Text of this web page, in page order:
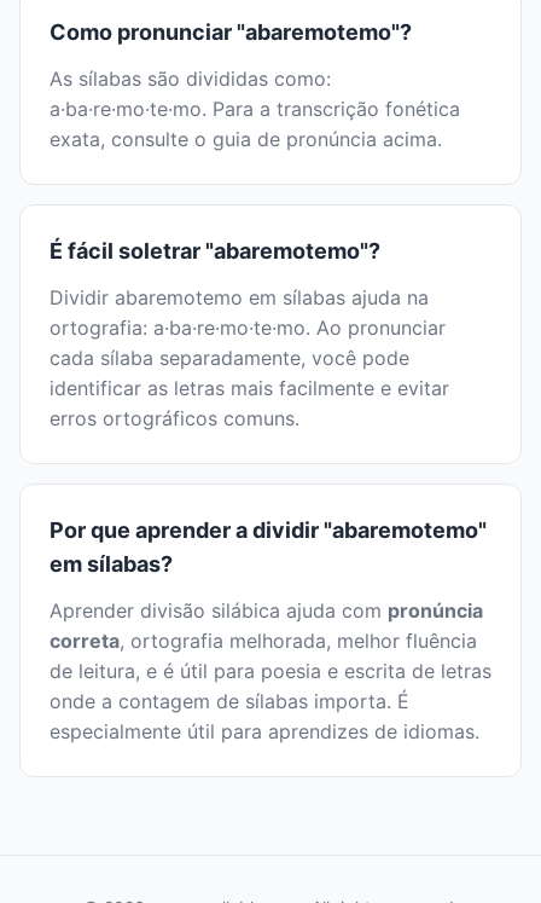
Como pronunciar "abaremotemo"?
As sílabas são divididas como:
a·ba·re·mo·te·mo. Para a transcrição fonética
exata, consulte o guia de pronúncia acima.
É fácil soletrar "abaremotemo"?
Dividir abaremotemo em sílabas ajuda na
ortografia: a·ba·re·mo·te·mo. Ao pronunciar
cada sílaba separadamente, você pode
identificar as letras mais facilmente e evitar
erros ortográficos comuns.
Por que aprender a dividir "abaremotemo"
em sílabas?
Aprender divisão silábica ajuda com pronúncia
correta, ortografia melhorada, melhor fluência
de leitura, e é útil para poesia e escrita de letras
onde a contagem de sílabas importa. É
especialmente útil para aprendizes de idiomas.